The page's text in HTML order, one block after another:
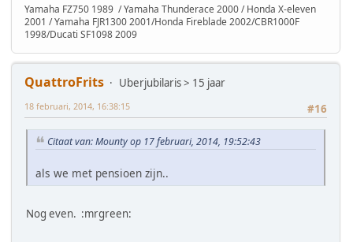
Yamaha FZ750 1989 / Yamaha Thunderace 2000 / Honda X-eleven
2001 / Yamaha FJR1300 2001/Honda Fireblade 2002/CBR1000F
1998/Ducati SF1098 2009
QuattroFrits
Uberjubilaris > 15 jaar
#16
18 februari, 2014, 16:38:15
Citaat van: Mounty op 17 februari, 2014, 19:52:43
als we met pensioen zijn..
Nog even. :mrgreen: